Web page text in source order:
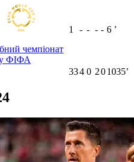
чемпіонат
ФІФА
1 - - - - 6 ʼ
334 0 201035ʼ